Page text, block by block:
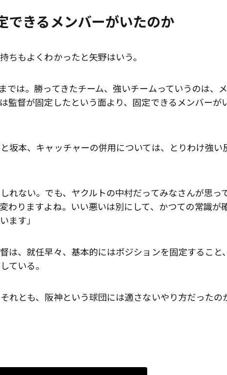
できるメンバーがいたのか
ちもよくわかったと矢野はいう。
では。勝ってきたチーム、強いチームっていうのは、
監督が固定したという面より、固定できるメンバーが
坂本、キャッチャーの併用については、とりわけ強い
れない。でも、ヤクルトの中村だってみなさんが思っ
わりますよね。いい悪いは別にして、かつての常識が
ます」
は、就任早々、基本的にはポジションを固定すること
ている。
れとも、阪神という球団には適さないやり方だったの